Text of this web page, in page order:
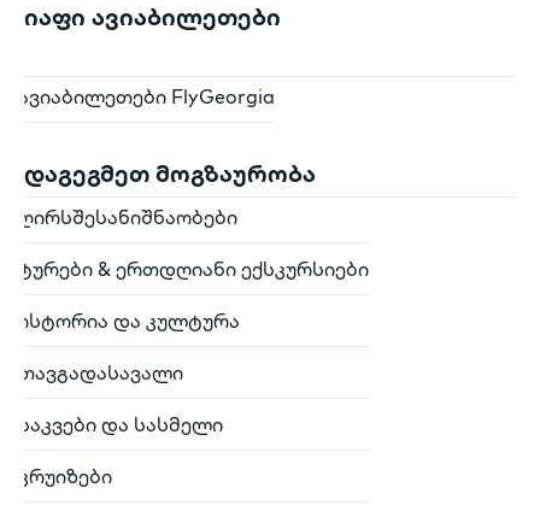
იაფი ავიაბილეთები
ავიაბილეთები FlyGeorgia
დაგეგმეთ მოგზაურობა
ღირსშესანიშნაობები
ტურები & ერთდღიანი ექსკურსიები
ისტორია და კულტურა
თავგადასავალი
საკვები და სასმელი
კრუიზები